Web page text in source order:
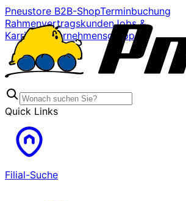
Pneustore B2B-ShopTerminbuchung
RahmenvertragskundenJobs &
Karriere
Unternehmensgruppe
Quick Links
Filial-Suche